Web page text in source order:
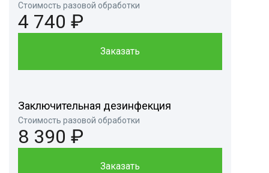
Стоимость разовой обработки
4 740 ₽
Заказать
Заключительная дезинфекция
Стоимость разовой обработки
8 390 ₽
Заказать